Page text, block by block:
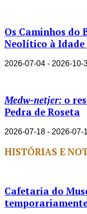
Os Caminhos do
Neolítico à Idade
2026-07-04 - 2026-10-
Medw-netjer: o
Pedra de Roseta
2026-07-18 - 2026-07-
HISTÓRIAS E
Cafetaria do